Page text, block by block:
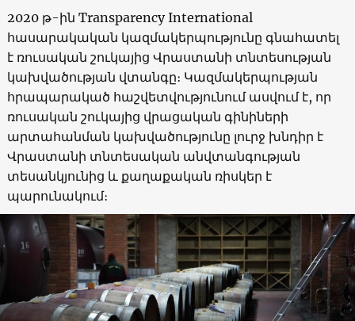
2020 թ-ին Transparency International
հասարակական կազմակերպությունը գնահատել
է ռուսական շուկայից Վրաստանի տնտեսության
կախվածության վտանգը։ Կազմակերպության
հրապարակած հաշվետվությունում ասվում է, որ
ռուսական շուկայից վրացական գինիների
արտահանման կախվածությունը լուրջ խնդիր է
Վրաստանի տնտեսական անվտանգության
տեսանկյունից և քաղաքական ռիսկեր է
պարունակում։